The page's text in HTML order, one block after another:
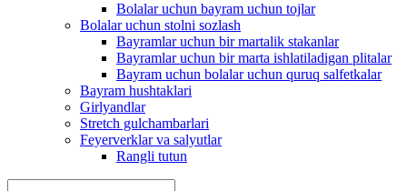
Bolalar uchun bayram uchun tojlar
Bolalar uchun stolni sozlash
Bayramlar uchun bir martalik stakanlar
Bayramlar uchun bir marta ishlatiladigan plitalar
Bayram uchun bolalar uchun quruq salfetkalar
Bayram hushtaklari
Girlyandlar
Stretch gulchambarlari
Feyerverklar va salyutlar
Rangli tutun